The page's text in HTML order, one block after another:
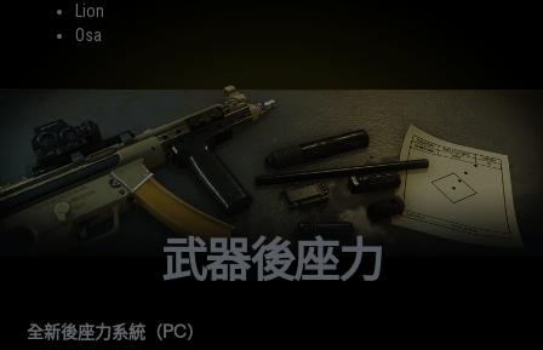
Lion
Osa
武器後座力
全新後座力系統（PC）